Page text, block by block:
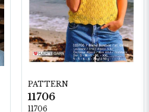
PATTERN
11706
11706